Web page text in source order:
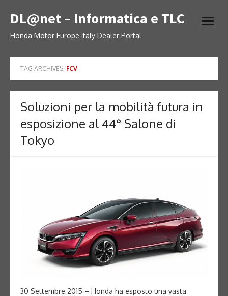
to
content
DL@net – Informatica e TLC
Honda Motor Europe Italy Dealer Portal
open
TAG ARCHIVES: FCV
Soluzioni per la mobilità futura in
esposizione al 44° Salone di
Tokyo
30 Settembre 2015 – Honda ha esposto una vasta